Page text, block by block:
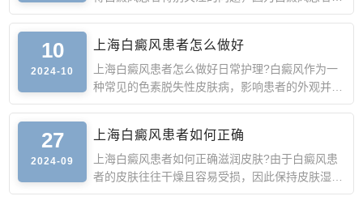
皮肤相对较为脆弱
10
2024-10
上海白癜风患者怎么做好
上海白癜风患者怎么做好日常护理?白癜风作为一
种常见的色素脱失性皮肤病，影响患者的外观并潜
移默化地侵袭心理
27
2024-09
上海白癜风患者如何正确
上海白癜风患者如何正确滋润皮肤?由于白癜风患
者的皮肤往往干燥且容易受损，因此保持皮肤湿润
对于病情的稳定具